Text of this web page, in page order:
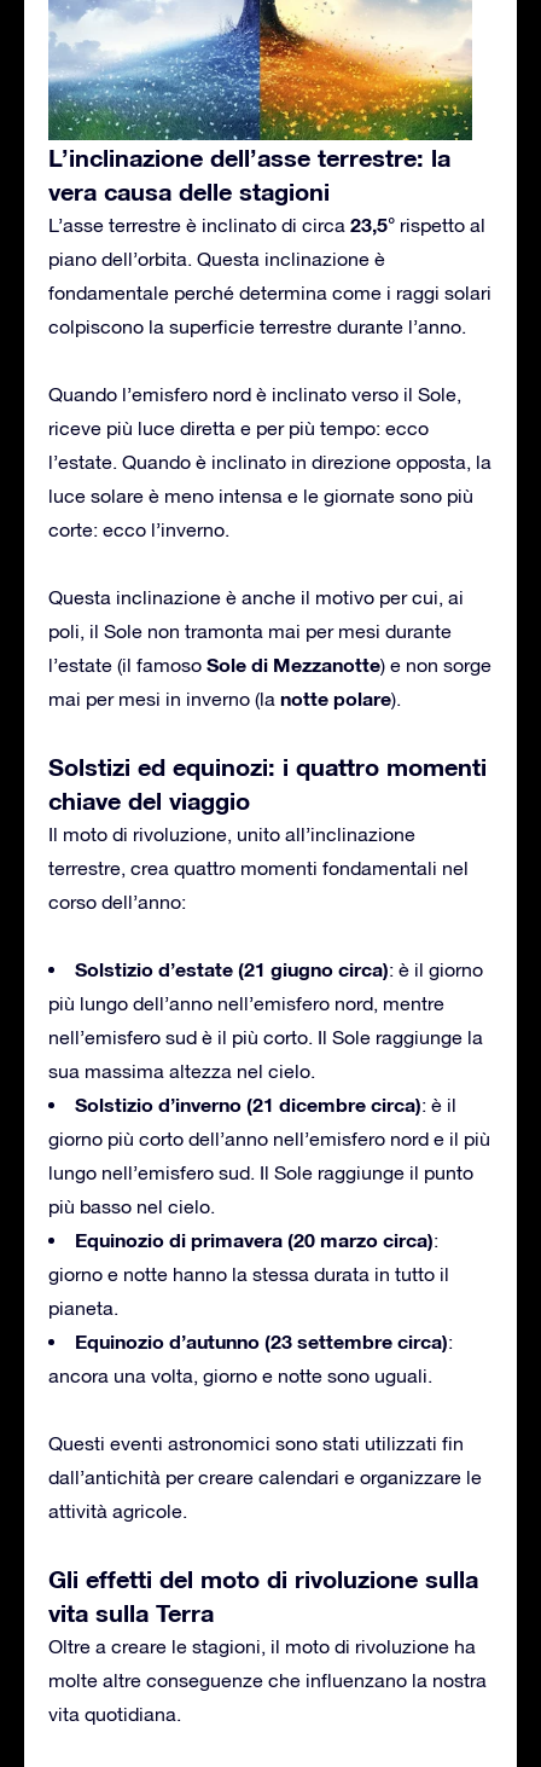
L’inclinazione dell’asse terrestre: la
vera causa delle stagioni
L’asse terrestre è inclinato di circa 23,5° rispetto al
piano dell’orbita. Questa inclinazione è
fondamentale perché determina come i raggi solari
colpiscono la superficie terrestre durante l’anno.
Quando l’emisfero nord è inclinato verso il Sole,
riceve più luce diretta e per più tempo: ecco
l’estate. Quando è inclinato in direzione opposta, la
luce solare è meno intensa e le giornate sono più
corte: ecco l’inverno.
Questa inclinazione è anche il motivo per cui, ai
poli, il Sole non tramonta mai per mesi durante
l’estate (il famoso Sole di Mezzanotte) e non sorge
mai per mesi in inverno (la notte polare).
Solstizi ed equinozi: i quattro momenti
chiave del viaggio
Il moto di rivoluzione, unito all’inclinazione
terrestre, crea quattro momenti fondamentali nel
corso dell’anno:
Solstizio d’estate (21 giugno circa): è il giorno
più lungo dell’anno nell’emisfero nord, mentre
nell’emisfero sud è il più corto. Il Sole raggiunge la
sua massima altezza nel cielo.
Solstizio d’inverno (21 dicembre circa): è il
giorno più corto dell’anno nell’emisfero nord e il più
lungo nell’emisfero sud. Il Sole raggiunge il punto
più basso nel cielo.
Equinozio di primavera (20 marzo circa):
giorno e notte hanno la stessa durata in tutto il
pianeta.
Equinozio d’autunno (23 settembre circa):
ancora una volta, giorno e notte sono uguali.
Questi eventi astronomici sono stati utilizzati fin
dall’antichità per creare calendari e organizzare le
attività agricole.
Gli effetti del moto di rivoluzione sulla
vita sulla Terra
Oltre a creare le stagioni, il moto di rivoluzione ha
molte altre conseguenze che influenzano la nostra
vita quotidiana.